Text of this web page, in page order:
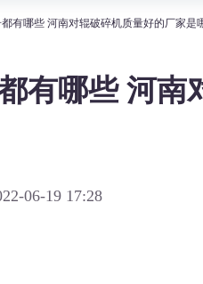
有哪些 河南对辊破碎机质量好的厂家是
有哪些 河南
06-19 17:28